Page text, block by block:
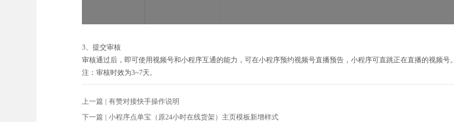
3、提交审核
审核通过后，即可使用视频号和小程序互通的能力，可在小程序预约视频号直播预告，小程序可直跳正在直播的视频号。
注：审核时效为3~7天。
上一篇 | 有赞对接快手操作说明
下一篇 | 小程序点单宝（原24小时在线货架）主页模板新增样式